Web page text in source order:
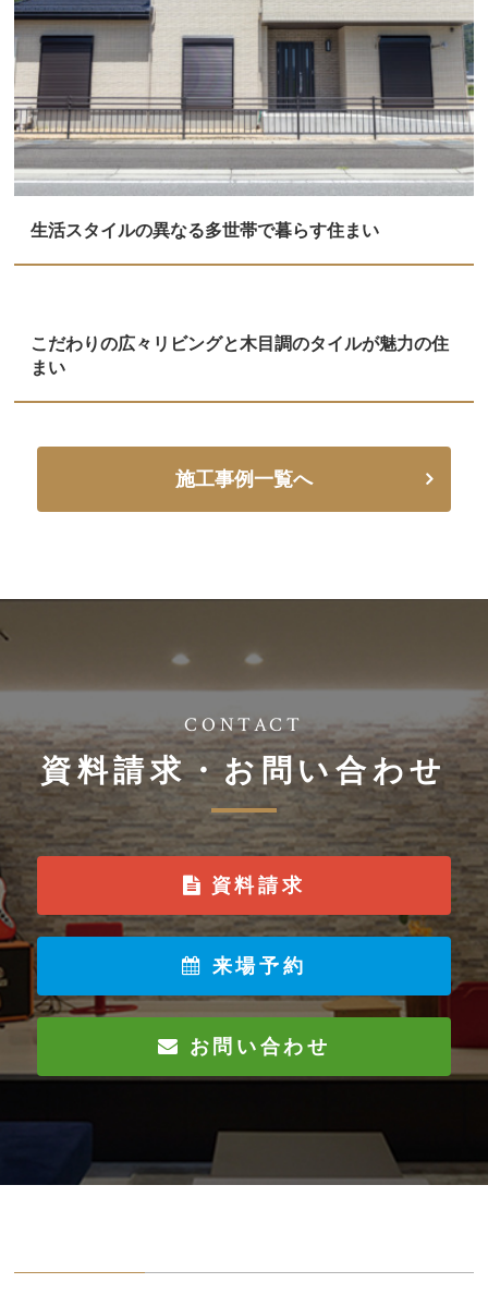
生活スタイルの異なる多世帯で暮らす住まい
こだわりの広々リビングと木目調のタイルが魅力の住
まい
施工事例一覧へ
CONTACT
資料請求・お問い合わせ
資料請求
来場予約
お問い合わせ